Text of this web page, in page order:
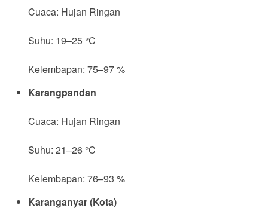
Cuaca: Hujan Ringan
Suhu: 19–25 °C
Kelembapan: 75–97 %
Karangpandan
Cuaca: Hujan Ringan
Suhu: 21–26 °C
Kelembapan: 76–93 %
Karanganyar (Kota)